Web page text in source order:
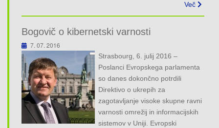
Več
Bogovič o kibernetski varnosti
7. 07. 2016
Strasbourg, 6. julij 2016 –
Poslanci Evropskega parlamenta
so danes dokončno potrdili
Direktivo o ukrepih za
zagotavljanje visoke skupne ravni
varnosti omrežij in informacijskih
sistemov v Uniji. Evropski